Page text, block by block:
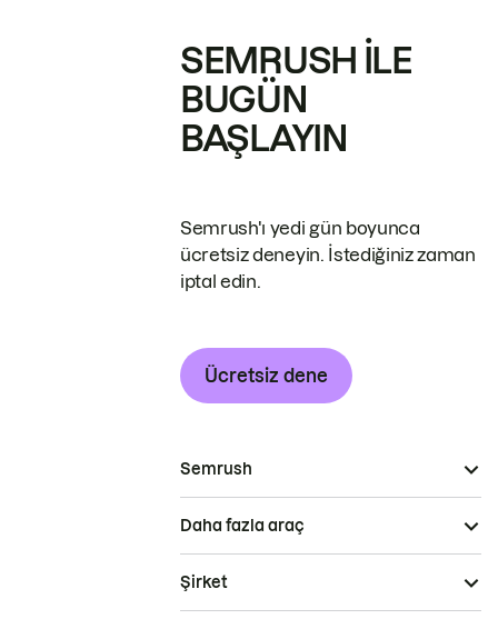
SEMRUSH ILE
BUGÜN
BAŞLAYIN
Semrush'ı yedi gün boyunca
ücretsiz deneyin. İstediğiniz zaman
iptal edin.
Ücretsiz dene
Semrush
Daha fazla araç
Şirket